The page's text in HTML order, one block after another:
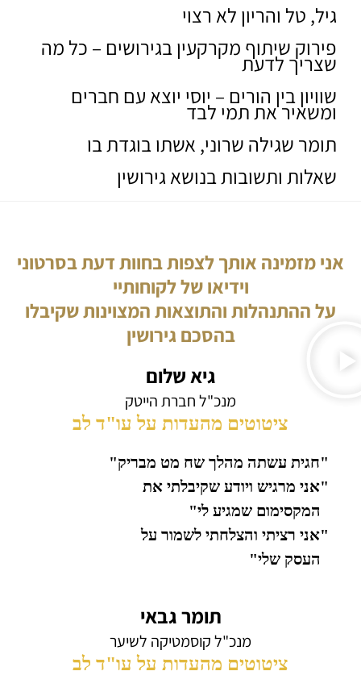
גיל, טל והריון לא רצוי
פירוק שיתוף מקרקעין בגירושים – כל מה
שצריך לדעת
שוויון בין הורים – יוסי יוצא עם חברים
ומשאיר את תמי לבד
תומר שגילה שרוני, אשתו בוגדת בו
שאלות ותשובות בנושא גירושין
אני מזמינה אותך לצפות בחוות דעת בסרטוני
וידיאו של לקוחותיי
על ההתנהלות והתוצאות המצוינות שקיבלו
בהסכם גירושין
גיא שלום
מנכ"ל חברת הייטק
ציטוטים מהעדות על עו"ד לב
"חגית עשתה מהלך שח מט מבריק"
"אני מרגיש ויודע שקיבלתי את
המקסימום שמגיע לי"
"אני רציתי והצלחתי לשמור על
העסק שלי"
תומר גבאי
מנכ"ל קוסמטיקה לשיער
ציטוטים מהעדות על עו"ד לב